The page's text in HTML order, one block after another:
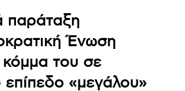
παράταξη
Ένωση
κόμμα του σε
«μεγάλου»